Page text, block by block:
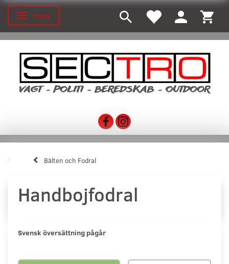
Ändra navigering
meny
Bälten och Fodral
Handbojfodral
Svensk översättning pågår